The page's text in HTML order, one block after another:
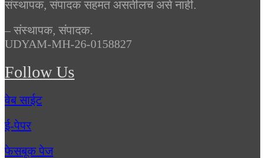
संस्थापक, संपादक सहमत असतीलच असे नाही.
– संस्थापक, संपादक.
UDYAM-MH-26-0158827
Follow Us
वेब साईट
ई-पेपर
फेसबूक पेज